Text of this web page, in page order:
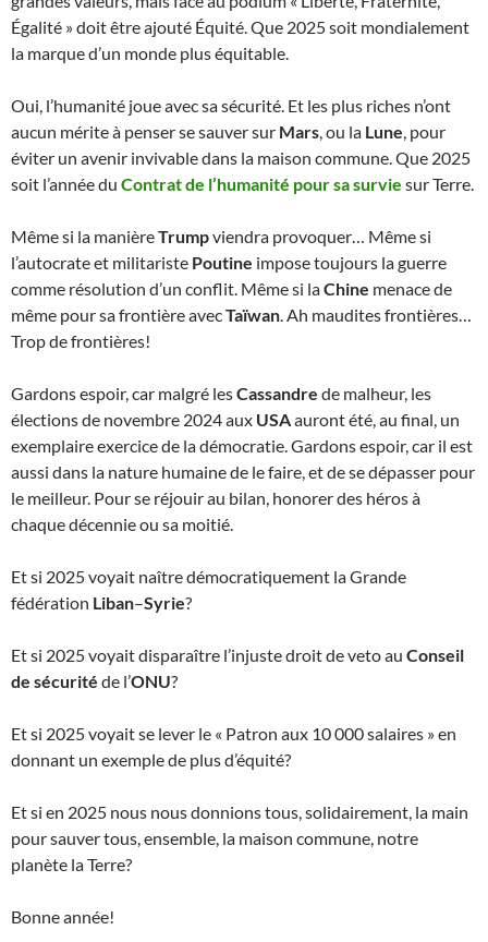
Égalité » doit être ajouté Équité. Que 2025 soit mondialement
la marque d’un monde plus équitable.
Oui, l’humanité joue avec sa sécurité. Et les plus riches n’ont
aucun mérite à penser se sauver sur Mars, ou la Lune, pour
éviter un avenir invivable dans la maison commune. Que 2025
soit l’année du Contrat de l’humanité pour sa survie sur Terre.
Même si la manièreTrumpviendra provoquer… Même si
l’autocrate et militariste Poutine impose toujours la guerre
comme résolution d’un conflit. Même si laChine menace de
même pour sa frontière avecTaïwan. Ah maudites frontières…
Trop de frontières!
Gardons espoir, car malgré lesCassandre de malheur, les
élections de novembre 2024 aux USAauront été, au final, un
exemplaire exercice de la démocratie. Gardons espoir, car il est
aussi dans la nature humaine de le faire, et de se dépasser pour
le meilleur. Pour se réjouir au bilan, honorer des héros à
chaque décennie ou sa moitié.
Et si 2025 voyait naître démocratiquement la Grande
fédération Liban–Syrie?
Et si 2025 voyait disparaître l’injuste droit de veto au Conseil
de sécurité de l’ONU?
Et si 2025 voyait se lever le « Patron aux 10 000 salaires » en
donnant un exemple de plus d’équité?
Et si en 2025 nous nous donnions tous, solidairement, la main
pour sauver tous, ensemble, la maison commune, notre
planète la Terre?
Bonne année!